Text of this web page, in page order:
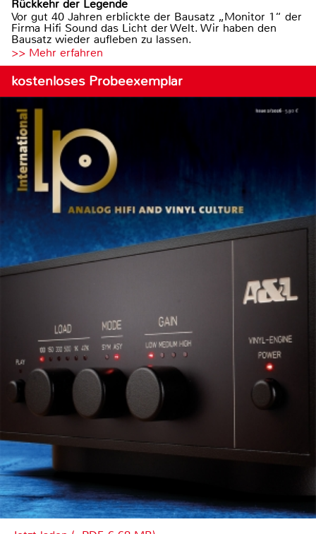
Rückkehr der Legende
Vor gut 40 Jahren erblickte der Bausatz „Monitor 1“ der
Firma Hifi Sound das Licht der Welt. Wir haben den
Bausatz wieder aufleben zu lassen.
>> Mehr erfahren
kostenloses Probeexemplar